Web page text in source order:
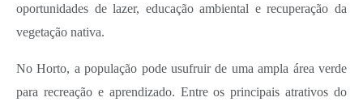
SIC
oportunidades de lazer, educação ambiental e recuperação da
vegetação nativa.
No Horto, a população pode usufruir de uma ampla área verde
para recreação e aprendizado. Entre os principais atrativos do